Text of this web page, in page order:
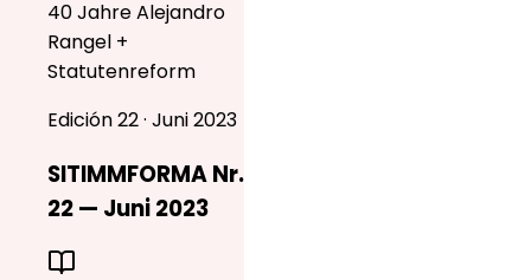
40 Jahre Alejandro
Rangel +
Statutenreform
Edición 22 · Juni 2023
SITIMMFORMA Nr.
22 — Juni 2023